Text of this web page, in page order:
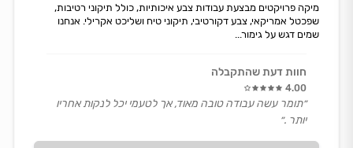
מיקה פרויקטים מבצעת עבודות צבע איכותיות, כולל תיקוני רטיבות,
שפכטל אמריקאי, צבע דקורטיבי, תיקוני טיח ושליכט אקרילי. אנחנו
שמים דגש על גימור...
חוות דעת שהתקבלה
4.00
״תומר עשה עבודה טובה מאוד, אך לטעמי יכל לנקות אחריו
יותר .״